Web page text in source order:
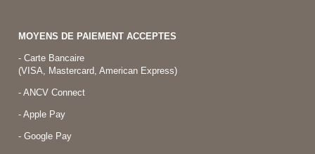
MOYENS DE PAIEMENT ACCEPTES
- Carte Bancaire
(VISA, Mastercard, American Express)
- ANCV Connect
- Apple Pay
- Google Pay